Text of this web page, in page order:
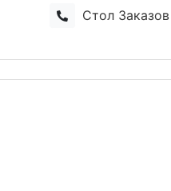
Стол Заказов